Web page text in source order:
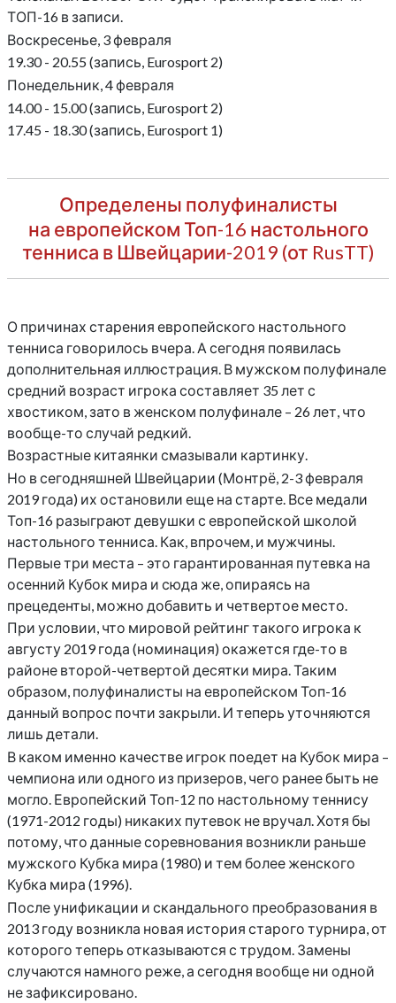
ТОП-16 в записи.
Воскресенье, 3 февраля
19.30 - 20.55 (запись, Eurosport 2)
Понедельник, 4 февраля
14.00 - 15.00 (запись, Eurosport 2)
17.45 - 18.30 (запись, Eurosport 1)
Определены полуфиналисты
на европейском Топ-16 настольного
тенниса в Швейцарии-2019 (от RusTT)
О причинах старения европейского настольного
тенниса говорилось вчера. А сегодня появилась
дополнительная иллюстрация. В мужском полуфинале
средний возраст игрока составляет 35 лет с
хвостиком, зато в женском полуфинале – 26 лет, что
вообще-то случай редкий.
Возрастные китаянки смазывали картинку.
Но в сегодняшней Швейцарии (Монтрё, 2-3 февраля
2019 года) их остановили еще на старте. Все медали
Топ-16 разыграют девушки с европейской школой
настольного тенниса. Как, впрочем, и мужчины.
Первые три места – это гарантированная путевка на
осенний Кубок мира и сюда же, опираясь на
прецеденты, можно добавить и четвертое место.
При условии, что мировой рейтинг такого игрока к
августу 2019 года (номинация) окажется где-то в
районе второй-четвертой десятки мира. Таким
образом, полуфиналисты на европейском Топ-16
данный вопрос почти закрыли. И теперь уточняются
лишь детали.
В каком именно качестве игрок поедет на Кубок мира –
чемпиона или одного из призеров, чего ранее быть не
могло. Европейский Топ-12 по настольному теннису
(1971-2012 годы) никаких путевок не вручал. Хотя бы
потому, что данные соревнования возникли раньше
мужского Кубка мира (1980) и тем более женского
Кубка мира (1996).
После унификации и скандального преобразования в
2013 году возникла новая история старого турнира, от
которого теперь отказываются с трудом. Замены
случаются намного реже, а сегодня вообще ни одной
не зафиксировано.